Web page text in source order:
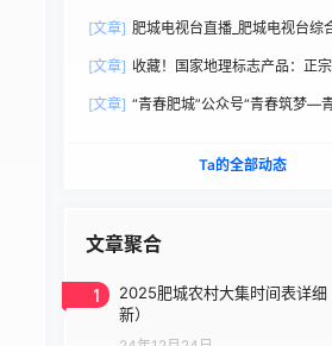
[文章] 肥城电视台直播_肥城电视台综
[文章] 收藏！国家地理标志产品：正
[文章] “青春肥城”公众号“青春筑梦—
Ta的全部动态
文章聚合
1
2025肥城农村大集时间表详细
新）